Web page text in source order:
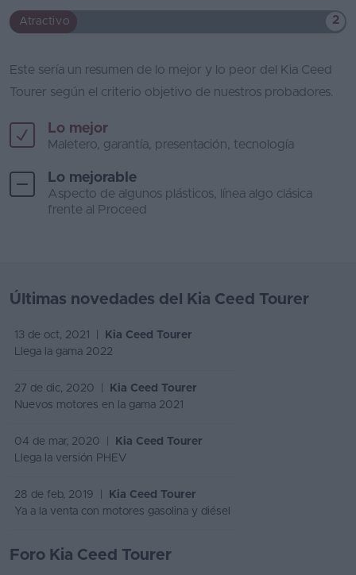
Atractivo 2
Este sería un resumen de lo mejor y lo peor del Kia Ceed
Tourer según el criterio objetivo de nuestros probadores.
Lo mejor
Maletero, garantía, presentación, tecnología
Lo mejorable
Aspecto de algunos plásticos, línea algo clásica
frente al Proceed
Últimas novedades del Kia Ceed Tourer
13 de oct, 2021 |
Kia Ceed Tourer
Llega la gama 2022
27 de dic, 2020 |
Kia Ceed Tourer
Nuevos motores en la gama 2021
04 de mar, 2020 |
Kia Ceed Tourer
Llega la versión PHEV
28 de feb, 2019 |
Kia Ceed Tourer
Ya a la venta con motores gasolina y diésel
Foro Kia Ceed Tourer